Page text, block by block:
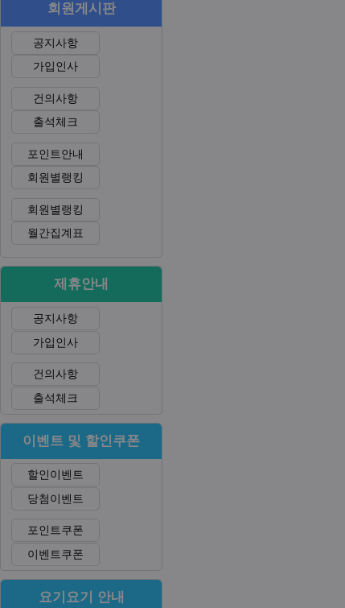
회원게시판
공지사항
가입인사
건의사항
출석체크
포인트안내
회원별랭킹
회원별랭킹
월간집계표
제휴안내
공지사항
가입인사
건의사항
출석체크
이벤트 및 할인쿠폰
할인이벤트
당첨이벤트
포인트쿠폰
이벤트쿠폰
요기요기 안내